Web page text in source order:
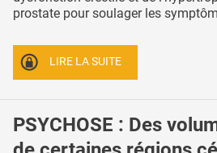
prostate pour soulager les
LIRE LA SUITE
PSYCHOSE : Des